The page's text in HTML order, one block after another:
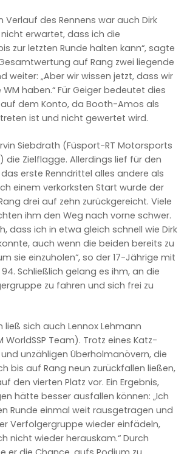
Verlauf des Rennens war auch Dirk
nicht erwartet, dass ich die
zur letzten Runde halten kann“, sagte
auf Rang zwei liegende
weiter: „Aber wir wissen jetzt, dass wir
haben.“ Für Geiger bedeutet dies
dem Konto, da Booth-Amos als
ist und nicht gewertet wird.
Siebdrath (Füsport-RT Motorsports
die Zielflagge. Allerdings lief für den
erste Renndrittel alles andere als
einem verkorksten Start wurde der
drei auf zehn zurückgereicht. Viele
ihm den Weg nach vorne schwer.
dass ich in etwa gleich schnell wie Dirk
auch wenn die beiden bereits zu
sie einzuholen“, so der 17-Jährige mit
Schließlich gelang es ihm, an die
zu fahren und sich frei zu
ließ sich auch Lennox Lehmann
WorldSSP Team). Trotz eines Katz-
unzähligen Überholmanövern, die
bis auf Rang neun zurückfallen ließen,
den vierten Platz vor. Ein Ergebnis,
hätte besser ausfallen können: „Ich
Runde einmal weit rausgetragen und
Verfolgergruppe wieder einfädeln,
nicht wieder herauskam.“ Durch